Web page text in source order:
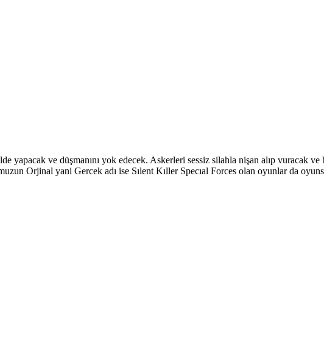
yapacak ve düşmanını yok edecek. Askerleri sessiz silahla nişan alıp vuracak ve
Orjinal yani Gercek adı ise Sılent Kıller Specıal Forces olan oyunlar da